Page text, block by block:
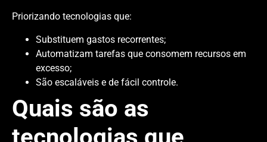
Priorizando tecnologias que:
Substituem gastos recorrentes;
Automatizam tarefas que consomem recursos em
excesso;
São escaláveis e de fácil controle.
Quais são as